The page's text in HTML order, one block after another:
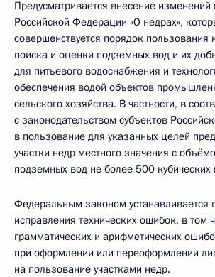
Предусматривается внесение изменений
Российской Федерации «О недрах»,
совершенствуется порядок
поиска и оценки подземных вод и их
для питьевого водоснабжения и
обеспечения водой объектов
сельского хозяйства. В частности, в
с законодательством субъектов
в пользование для указанных целей
участки недр местного значения с
подземных вод не более 500 кубических
Федеральным законом устанавливается
исправления технических ошибок, в том
грамматических и арифметических
при оформлении или переоформлении
на пользование участками недр.